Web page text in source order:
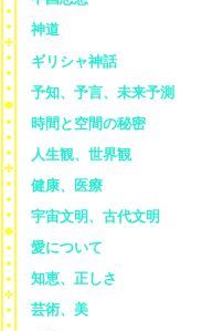
神道
ギリシャ神話
予知、予言、未来予測
時間と空間の秘密
人生観、世界観
健康、医療
宇宙文明、古代文明
愛について
知恵、正しさ
芸術、美